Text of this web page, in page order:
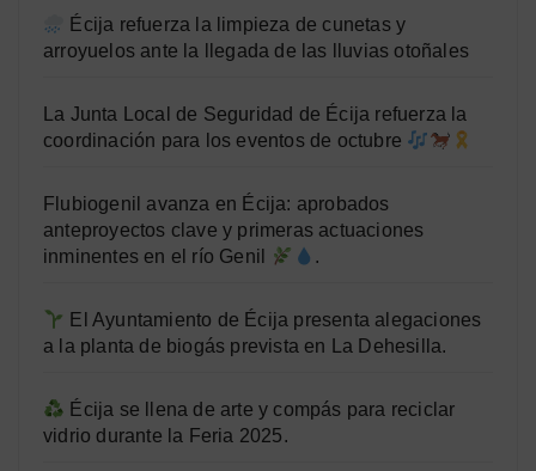
Écija refuerza la limpieza de cunetas y
arroyuelos ante la llegada de las lluvias otoñales
La Junta Local de Seguridad de Écija refuerza la
coordinación para los eventos de octubre
Flubiogenil avanza en Écija: aprobados
anteproyectos clave y primeras actuaciones
inminentes en el río Genil
.
El Ayuntamiento de Écija presenta alegaciones
a la planta de biogás prevista en La Dehesilla.
Écija se llena de arte y compás para reciclar
vidrio durante la Feria 2025.